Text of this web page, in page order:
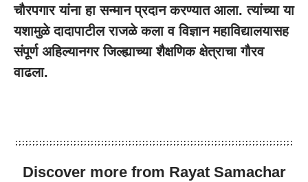
चौरपगारयांना हा सन्मान प्रदान करण्यात आला. त्यांच्या या
यशामुळे दादापाटील राजळे कला व विज्ञान महाविद्यालयासह
संपूर्ण अहिल्यानगर जिल्ह्याच्या शैक्षणिक क्षेत्राचा गौरव
वाढला.
Discover more from Rayat Samachar